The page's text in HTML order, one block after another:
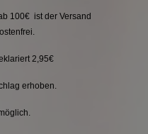
100€ ist der Versand
2,95€
erhoben.